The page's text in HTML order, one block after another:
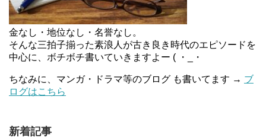
金なし・地位なし・名誉なし。
そんな三拍子揃った素浪人が古き良き時代のエピソードを
中心に、ボチボチ書いていきますよー ( ・_・
ちなみに、マンガ・ドラマ等のブログ も書いてます → ブ
ログはこちら
新着記事